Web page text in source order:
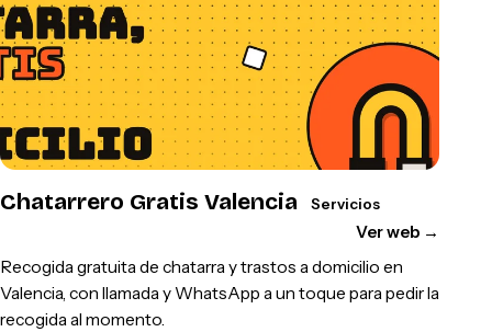
Chatarrero Gratis Valencia Servicios
Ver web →
Recogida gratuita de chatarra y trastos a domicilio en
Valencia, con llamada y WhatsApp a un toque para pedir la
recogida al momento.